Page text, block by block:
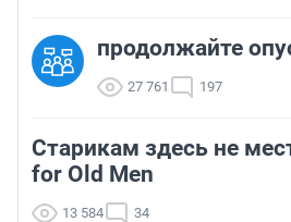
продолжайте
27 761 197
Старикам здесь не
for Old Men
13 584 34